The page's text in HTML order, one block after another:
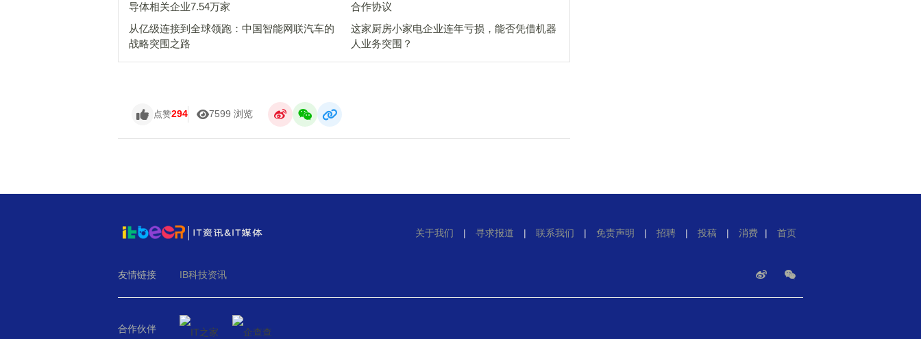
导体相关企业7.54万家
合作协议
从亿级连接到全球领跑：中国智能网联汽车的
战略突围之路
这家厨房小家电企业连年亏损，能否凭借机器
人业务突围？
点赞294 7599 浏览
关于我们 | 寻求报道 | 联系我们 | 免责声明 | 招聘 | 投稿 | 消费 | 首页
友情链接 IB科技资讯
合作伙伴